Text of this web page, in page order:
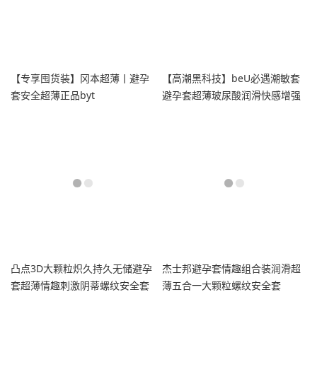
【专享囤货装】冈本超薄丨避孕
套安全超薄正品byt
【高潮黑科技】beU必遇潮敏套
避孕套超薄玻尿酸润滑快感增强
凸点3D大颗粒炽久持久无储避孕
套超薄情趣刺激阴蒂螺纹安全套
杰士邦避孕套情趣组合装润滑超
薄五合一大颗粒螺纹安全套